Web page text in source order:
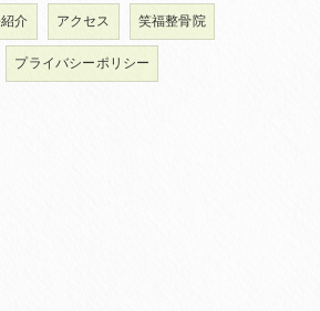
介 アクセス 笑福整骨院
プライバシーポリシー